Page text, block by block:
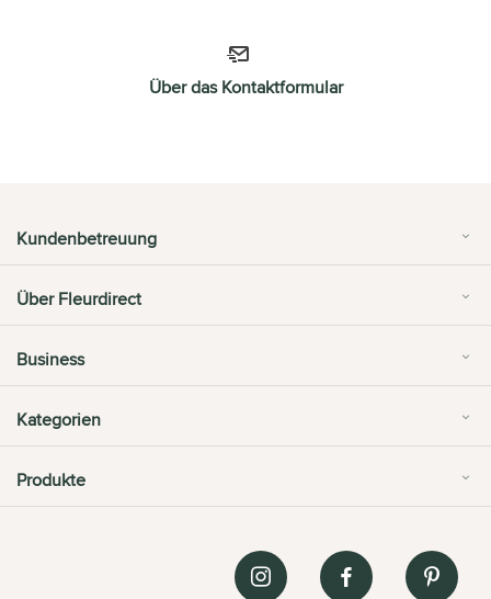
Über das Kontaktformular
Kundenbetreuung
Über Fleurdirect
Business
Kategorien
Produkte